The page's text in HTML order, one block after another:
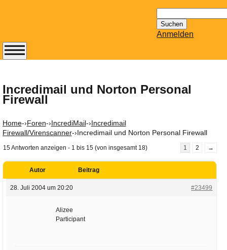
nach:
Anmelden
Incredimail und Norton Personal
Firewall
Home-›Foren-›IncrediMail-›Incredimail
Firewall/Virenscanner-›Incredimail und Norton Personal Firewall
15 Antworten anzeigen - 1 bis 15 (von insgesamt 18) 1 2 →
Autor Beitrag
28. Juli 2004 um 20:20 #23499
Alizee
Participant
Abonnieren Sie den
erscheinenden
Newsletter von
kostenlos.
Der ständig aktuelle
Tipps zu Thema
bereithält!
Wie z.B. Outlook,
GMail, Thunderbird
KuNoMail, usw.